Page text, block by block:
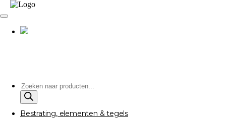
Producten
zoeken
Bestrating, elementen & tegels